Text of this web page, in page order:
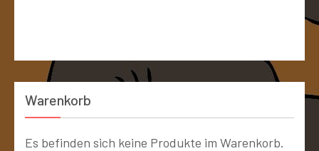
Warenkorb
Es befinden sich keine Produkte im Warenkorb.